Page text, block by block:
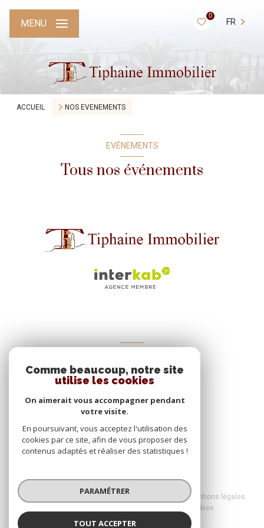
0
FR
MENU
ACCUEIL NOS EVENEMENTS
EVÉNEMENTS
Tous nos événements
Nous adhérons
© 2026 | Tous droits réservés
Mentions légales
Cookies
Comme beaucoup, notre site
utilise les cookies
On aimerait vous accompagner pendant
votre visite.
En poursuivant, vous acceptez l'utilisation des
cookies par ce site, afin de vous proposer des
contenus adaptés et réaliser des statistiques !
PARAMÉTRER
TOUT ACCEPTER